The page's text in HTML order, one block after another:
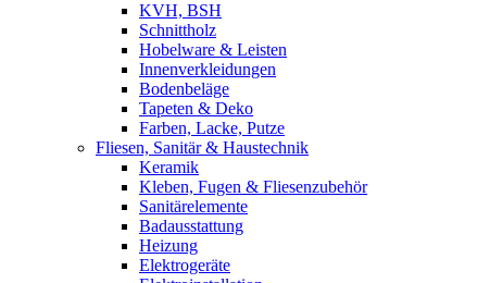
KVH, BSH
Schnittholz
Hobelware & Leisten
Innenverkleidungen
Bodenbeläge
Tapeten & Deko
Farben, Lacke, Putze
Fliesen, Sanitär & Haustechnik
Keramik
Kleben, Fugen & Fliesenzubehör
Sanitärelemente
Badausstattung
Heizung
Elektrogeräte